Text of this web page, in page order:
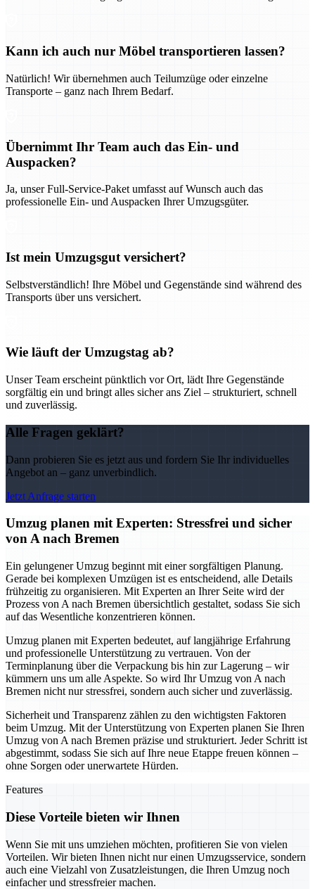
Kann ich auch nur Möbel transportieren lassen?
Natürlich! Wir übernehmen auch Teilumzüge oder einzelne
Transporte – ganz nach Ihrem Bedarf.
Übernimmt Ihr Team auch das Ein- und
Auspacken?
Ja, unser Full-Service-Paket umfasst auf Wunsch auch das
professionelle Ein- und Auspacken Ihrer Umzugsgüter.
Ist mein Umzugsgut versichert?
Selbstverständlich! Ihre Möbel und Gegenstände sind während des
Transports über uns versichert.
Wie läuft der Umzugstag ab?
Unser Team erscheint pünktlich vor Ort, lädt Ihre Gegenstände
sorgfältig ein und bringt alles sicher ans Ziel – strukturiert, schnell
und zuverlässig.
Alle Fragen geklärt?
Dann probieren Sie es jetzt aus und fordern Sie Ihr individuelles
Angebot an – ganz unverbindlich.
Jetzt Anfrage starten
Umzug planen mit Experten: Stressfrei und sicher
von A nach Bremen
Ein gelungener Umzug beginnt mit einer sorgfältigen Planung.
Gerade bei komplexen Umzügen ist es entscheidend, alle Details
frühzeitig zu organisieren. Mit Experten an Ihrer Seite wird der
Prozess von A nach Bremen übersichtlich gestaltet, sodass Sie sich
auf das Wesentliche konzentrieren können.
Umzug planen mit Experten bedeutet, auf langjährige Erfahrung
und professionelle Unterstützung zu vertrauen. Von der
Terminplanung über die Verpackung bis hin zur Lagerung – wir
kümmern uns um alle Aspekte. So wird Ihr Umzug von A nach
Bremen nicht nur stressfrei, sondern auch sicher und zuverlässig.
Sicherheit und Transparenz zählen zu den wichtigsten Faktoren
beim Umzug. Mit der Unterstützung von Experten planen Sie Ihren
Umzug von A nach Bremen präzise und strukturiert. Jeder Schritt ist
abgestimmt, sodass Sie sich auf Ihre neue Etappe freuen können –
ohne Sorgen oder unerwartete Hürden.
Features
Diese Vorteile bieten wir Ihnen
Wenn Sie mit uns umziehen möchten, profitieren Sie von vielen
Vorteilen. Wir bieten Ihnen nicht nur einen Umzugsservice, sondern
auch eine Vielzahl von Zusatzleistungen, die Ihren Umzug noch
einfacher und stressfreier machen.